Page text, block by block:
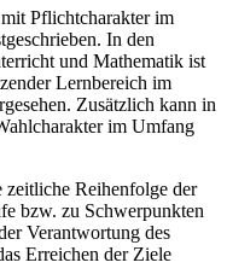
Pflichtcharakter im
In den
und Mathematik ist
Lernbereich im
Zusätzlich kann in
im Umfang
zeitliche Reihenfolge der
bzw. zu Schwerpunkten
Verantwortung des
Erreichen der Ziele